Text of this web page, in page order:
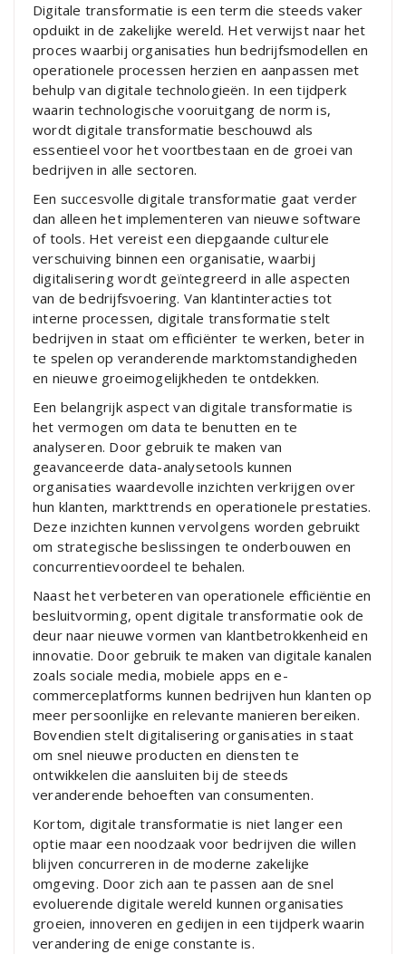
Digitale transformatie is een term die steeds vaker
opduikt in de zakelijke wereld. Het verwijst naar het
proces waarbij organisaties hun bedrijfsmodellen en
operationele processen herzien en aanpassen met
behulp van digitale technologieën. In een tijdperk
waarin technologische vooruitgang de norm is,
wordt digitale transformatie beschouwd als
essentieel voor het voortbestaan en de groei van
bedrijven in alle sectoren.
Een succesvolle digitale transformatie gaat verder
dan alleen het implementeren van nieuwe software
of tools. Het vereist een diepgaande culturele
verschuiving binnen een organisatie, waarbij
digitalisering wordt geïntegreerd in alle aspecten
van de bedrijfsvoering. Van klantinteracties tot
interne processen, digitale transformatie stelt
bedrijven in staat om efficiënter te werken, beter in
te spelen op veranderende marktomstandigheden
en nieuwe groeimogelijkheden te ontdekken.
Een belangrijk aspect van digitale transformatie is
het vermogen om data te benutten en te
analyseren. Door gebruik te maken van
geavanceerde data-analysetools kunnen
organisaties waardevolle inzichten verkrijgen over
hun klanten, markttrends en operationele prestaties.
Deze inzichten kunnen vervolgens worden gebruikt
om strategische beslissingen te onderbouwen en
concurrentievoordeel te behalen.
Naast het verbeteren van operationele efficiëntie en
besluitvorming, opent digitale transformatie ook de
deur naar nieuwe vormen van klantbetrokkenheid en
innovatie. Door gebruik te maken van digitale kanalen
zoals sociale media, mobiele apps en e-
commerceplatforms kunnen bedrijven hun klanten op
meer persoonlijke en relevante manieren bereiken.
Bovendien stelt digitalisering organisaties in staat
om snel nieuwe producten en diensten te
ontwikkelen die aansluiten bij de steeds
veranderende behoeften van consumenten.
Kortom, digitale transformatie is niet langer een
optie maar een noodzaak voor bedrijven die willen
blijven concurreren in de moderne zakelijke
omgeving. Door zich aan te passen aan de snel
evoluerende digitale wereld kunnen organisaties
groeien, innoveren en gedijen in een tijdperk waarin
verandering de enige constante is.